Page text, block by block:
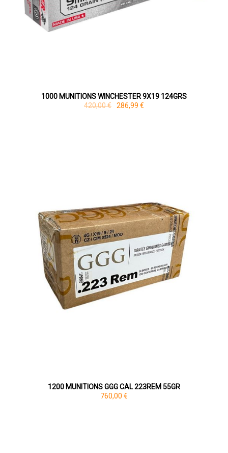
1000 MUNITIONS WINCHESTER 9X19 124GRS
420,00 €
286,99 €
1200 MUNITIONS GGG CAL 223REM 55GR
760,00 €